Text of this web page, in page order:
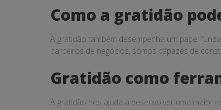
Como a gratidão
A gratidão também desempenha um papel
parceiros de negócios, somos capazes de
Gratidão como
A gratidão nos ajuda a desenvolver uma maior